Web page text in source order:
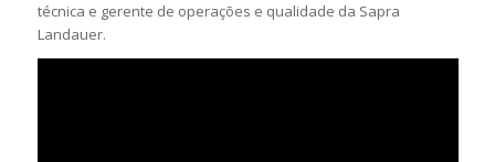
técnica e gerente de operações e qualidade da Sapra
Landauer.